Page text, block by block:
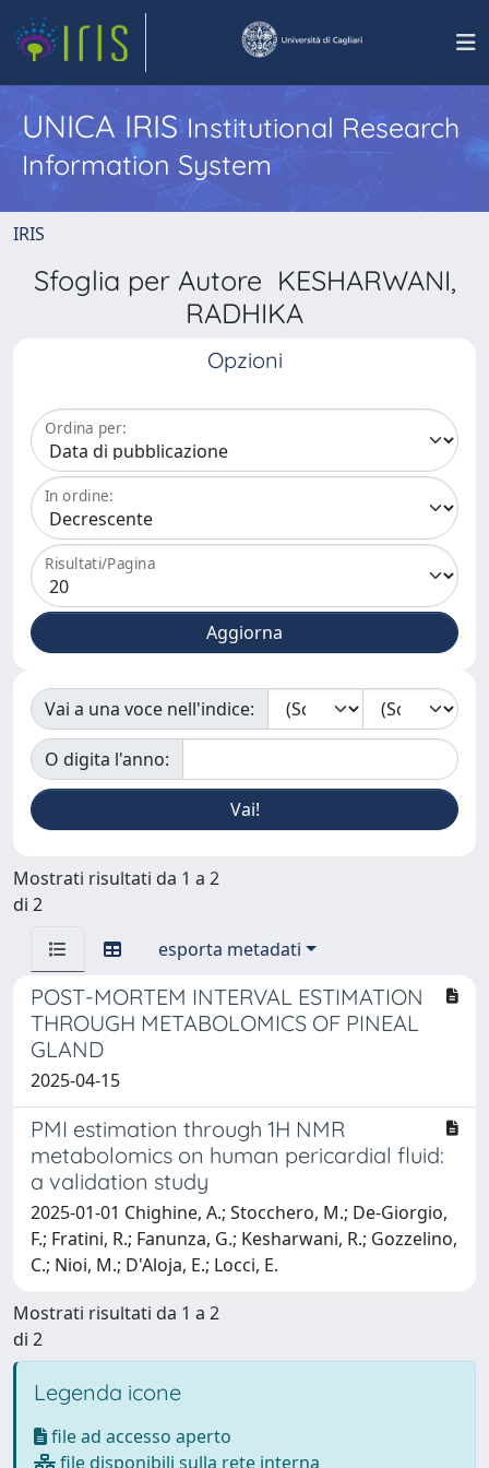
UNICA IRISInstitutional Research
Information System
IRIS
Sfoglia per Autore KESHARWANI,
RADHIKA
Opzioni
Ordina per:
In ordine:
Risultati/Pagina
Vai a una voce nell'indice:
O digita l'anno:
Mostrati risultati da 1 a 2
di 2
esporta metadati
POST-MORTEM INTERVAL ESTIMATION
THROUGH METABOLOMICS OF PINEAL
GLAND
2025-04-15
PMI estimation through 1H NMR
metabolomics on human pericardial fluid:
a validation study
2025-01-01 Chighine, A.; Stocchero, M.; De-Giorgio,
F.; Fratini, R.; Fanunza, G.; Kesharwani, R.; Gozzelino,
C.; Nioi, M.; D'Aloja, E.; Locci, E.
Mostrati risultati da 1 a 2
di 2
Legenda icone
file ad accesso aperto
file disponibili sulla rete interna